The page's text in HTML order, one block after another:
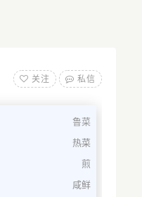
关注 私信
鲁菜
热菜
煎
咸鲜